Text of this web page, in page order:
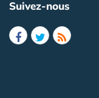
Suivez-nous